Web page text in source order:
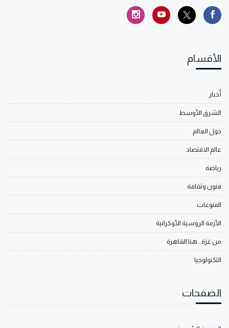
الأقسام
أخبار
الشرق الأوسط
حول العالم
عالم الاقتصاد
رياضة
فنون وثقافة
المنوعات
الأزمة الروسية الأوكرانية
من غزة.. هنا القاهرة
التكنولوجيا
الصفحات